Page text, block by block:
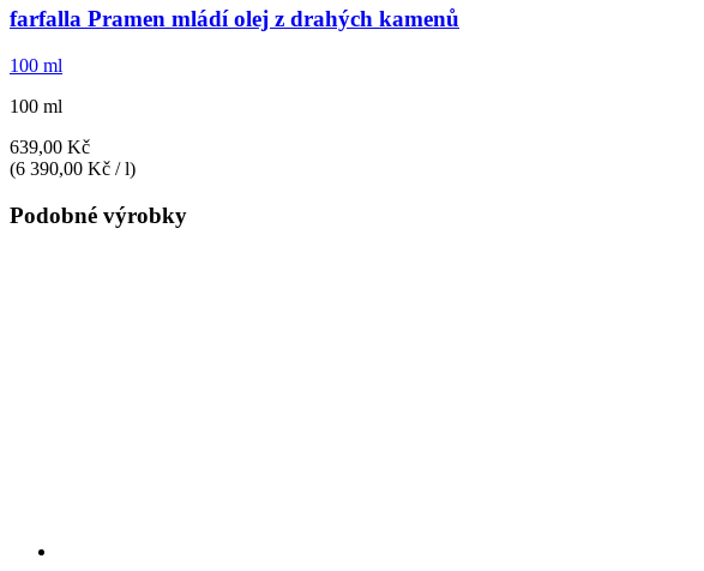
farfalla Pramen mládí olej z drahých kamenů
100 ml
100 ml
639,00 Kč
(6 390,00 Kč / l)
Podobné výrobky